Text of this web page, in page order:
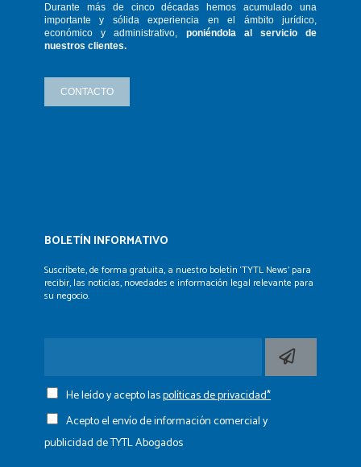
Durante más de cinco décadas hemosacumulado una
importante y sólidaexperiencia en el ámbito jurídico,
económico y administrativo, poniéndola al servicio de
nuestros clientes.
CONTACTO
BOLETÍN INFORMATIVO
Suscríbete, de forma gratuita, a nuestro boletín ‘TYTL News’ para
recibir, las noticias, novedades e información legal relevante para
su negocio.
He leído y acepto laspolíticas de privacidad*
Acepto el envío de información comercial y
publicidad de TYTL Abogados